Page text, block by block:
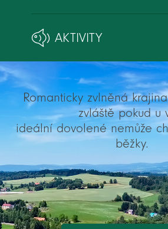
AKTIVITY
Romanticky zvlněná
zvláště pokud u
ideální dovolené nemůže
běžky.